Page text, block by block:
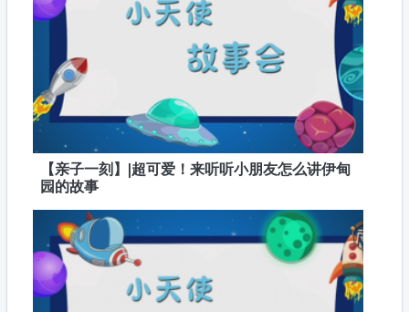
【亲子一刻】|超可爱！来听听小朋友怎么讲伊甸
园的故事